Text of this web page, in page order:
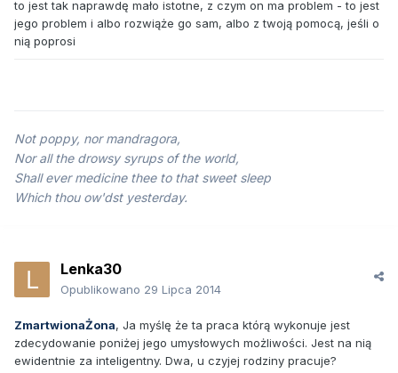
to jest tak naprawdę mało istotne, z czym on ma problem - to jest
jego problem i albo rozwiąże go sam, albo z twoją pomocą, jeśli o
nią poprosi
Not poppy, nor mandragora,
Nor all the drowsy syrups of the world,
Shall ever medicine thee to that sweet sleep
Which thou ow'dst yesterday.
Lenka30
Opublikowano 29 Lipca 2014
ZmartwionaŻona, Ja myślę że ta praca którą wykonuje jest
zdecydowanie poniżej jego umysłowych możliwości. Jest na nią
ewidentnie za inteligentny. Dwa, u czyjej rodziny pracuje?